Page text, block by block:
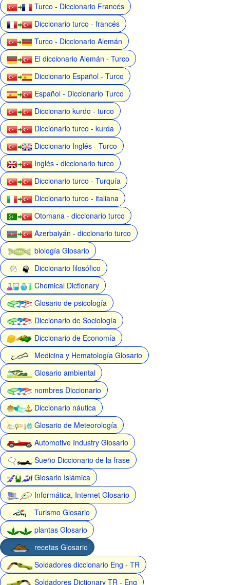
Turco - Diccionario Francés
Diccionario turco - francés
Turco - Diccionario Alemán
El diccionario Alemán - Turco
Diccionario Español - Turco
Español - Diccionario Turco
Diccionario kurdo - turco
Diccionario turco - kurda
Diccionario Inglés - Turco
Inglés - diccionario turco
Diccionario turco - Turquía
Diccionario turco - italiana
Otomana - diccionario turco
Azerbaiyán - diccionario turco
biología Glosario
Diccionario filosófico
Chemical Dictionary
Glosario de psicología
Diccionario de Sociología
Diccionario de Economía
Medicina y Hematología Glosario
Glosario ambiental
nombres Diccionario
Diccionario náutica
Glosario de Meteorología
Automotive Industry Glosario
Sueño Diccionario de la frase
Glosario Islámica
Informática, Internet Glosario
Turismo Glosario
plantas Glosario
recetas Glosario
Soldadores diccionario Eng - TR
Soldadores Dictionary TR - Eng